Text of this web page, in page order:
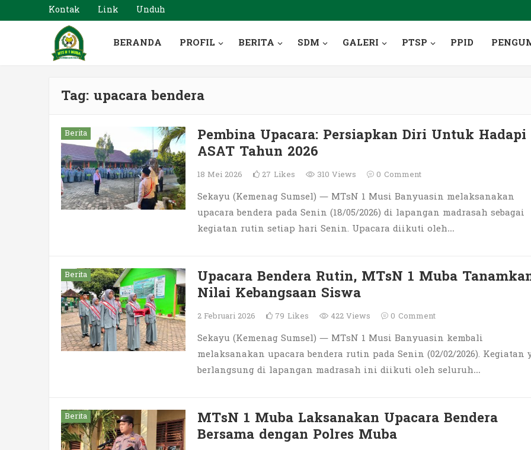
Kontak Link Unduh
BERANDA PROFIL BERITA SDM GALERI PTSP PPID
Tag: upacara bendera
Berita Pembina Upacara: Persiapkan Diri Untuk Hadapi
ASAT Tahun 2026
18 Mei 2026 27 Likes 310 Views 0 Comment
Sekayu (Kemenag Sumsel) — MTsN 1 Musi Banyuasin melaksanakan
upacara bendera pada Senin (18/05/2026) di lapangan madrasah sebagai
kegiatan rutin setiap hari Senin. Upacara diikuti oleh…
Berita Upacara Bendera Rutin, MTsN 1 Muba
Nilai Kebangsaan Siswa
2 Februari 2026 79 Likes 422 Views 0 Comment
Sekayu (Kemenag Sumsel) — MTsN 1 Musi Banyuasin kembali
melaksanakan upacara bendera rutin pada Senin (02/02/2026). Kegiatan
berlangsung di lapangan madrasah ini diikuti oleh seluruh…
Berita MTsN 1 Muba Laksanakan Upacara Bendera
Bersama dengan Polres Muba